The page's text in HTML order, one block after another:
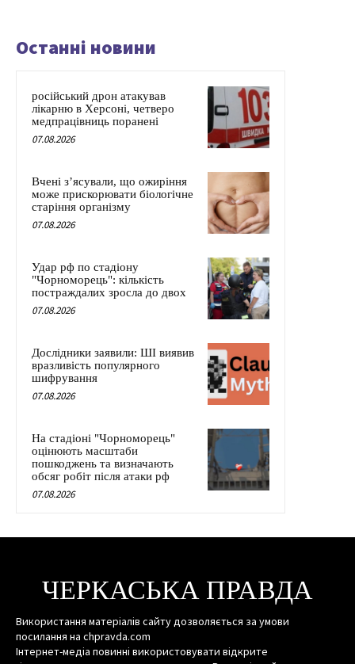
Останні новини
російський дрон атакував
лікарню в Херсоні, четверо
медпрацівниць поранені
07.08.2026
Вчені з’ясували, що ожиріння
може прискорювати біологічне
старіння організму
07.08.2026
Удар рф по стадіону
"Чорноморець": кількість
постраждалих зросла до двох
07.08.2026
Дослідники заявили: ШІ виявив
вразливість популярного
шифрування
07.08.2026
На стадіоні "Чорноморець"
оцінюють масштаби
пошкоджень та визначають
обсяг робіт після атаки рф
07.08.2026
ЧЕРКАСЬКА ПРАВДА
Використання матеріалів сайту дозволяється за умови
посилання на chpravda.com
Інтернет-медіа повинні використовувати відкрите